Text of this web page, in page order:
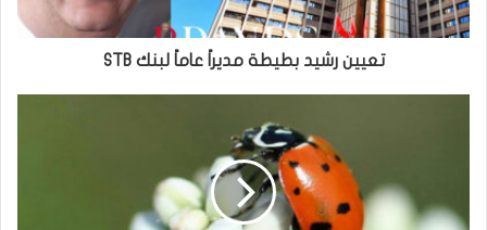
تعيين رشيد بطيطة مديراً عاماً لبنك STB